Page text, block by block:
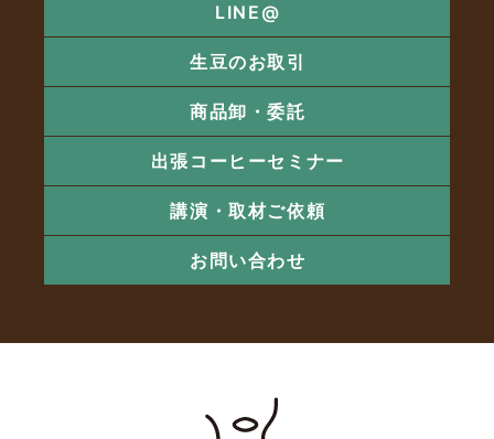
LINE@
生豆のお取引
商品卸・委託
出張コーヒーセミナー
講演・取材ご依頼
お問い合わせ